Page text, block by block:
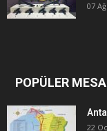
07
POPÜLER
22